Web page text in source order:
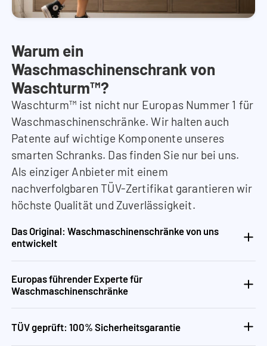
Warum ein
Waschmaschinenschrank von
Waschturm™?
Waschturm™ ist nicht nur Europas Nummer 1 für
Waschmaschinenschränke. Wir halten auch
Patente auf wichtige Komponente unseres
smarten Schranks. Das finden Sie nur bei uns.
Als einziger Anbieter mit einem
nachverfolgbaren TÜV-Zertifikat garantieren wir
höchste Qualität und Zuverlässigkeit.
Das Original: Waschmaschinenschränke von uns
entwickelt
Europas führender Experte für
Waschmaschinenschränke
TÜV geprüft: 100% Sicherheitsgarantie